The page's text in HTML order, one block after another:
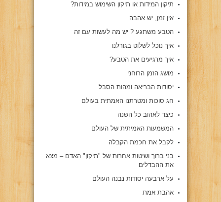
תיקון המידות או תיקון השימוש במידות?
אין זמן, יש אהבה
הטבע משתגע ? יש מה לעשות עם זה
איך נוכל לשלוט בגורלנו
איך מרגיעים את הטבע?
מושג הזמן הרוחני
יסודות הבריאה ומהות הסבל
חג סוכות ומטרתנו האמתית בעולם
כיצד לאהוב כל השנה
המשמעות האמיתית של העולם
לקבל את חכמת הקבלה
בני ברוך ושיטות אחרות של "תיקון" האדם – מצא
את ההבדלים
על ארבעה יסודות נבנה העולם
אהבת אמת